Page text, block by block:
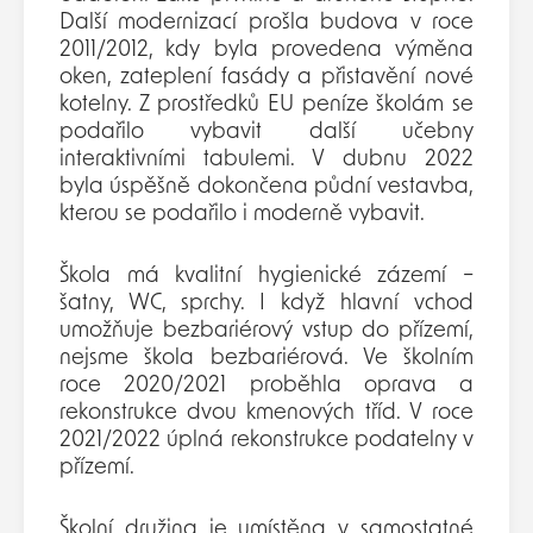
Další modernizací prošla budova v roce
2011/2012, kdy byla provedena výměna
oken, zateplení fasády a přistavění nové
kotelny. Z prostředků EU peníze školám se
podařilo vybavit další učebny
interaktivními tabulemi. V dubnu 2022
byla úspěšně dokončena půdní vestavba,
kterou se podařilo i moderně vybavit.
Škola má kvalitní hygienické zázemí –
šatny, WC, sprchy. I když hlavní vchod
umožňuje bezbariérový vstup do přízemí,
nejsme škola bezbariérová. Ve školním
roce 2020/2021 proběhla oprava a
rekonstrukce dvou kmenových tříd. V roce
2021/2022 úplná rekonstrukce podatelny v
přízemí.